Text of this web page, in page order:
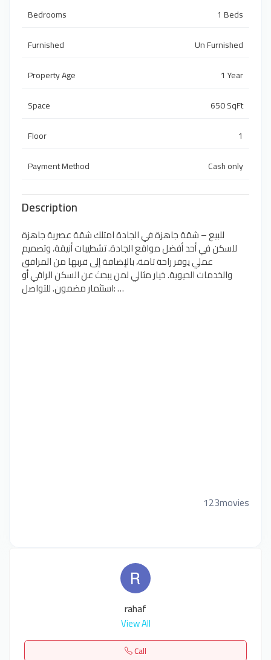
Bedrooms
1 Beds
Furnished
Un Furnished
Property Age
1 Year
Space
650 SqFt
Floor
1
Payment Method
Cash only
Description
للبيع – شقة جاهزة في الجادة امتلك شقة عصرية جاهزة
للسكن في أحد أفضل مواقع الجادة. تشطيبات أنيقة، وتصميم
عملي يوفر راحة تامة، بالإضافة إلى قربها من المرافق
والخدمات الحيوية. خيار مثالي لمن يبحث عن السكن الراقي أو
استثمار مضمون. للتواصل: …
123movies
rahaf
View All
Call